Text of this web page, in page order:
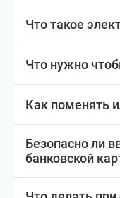
Что такое
Что нужно
Как поменять
Безопасно ли
банковской